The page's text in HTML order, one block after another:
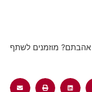
אהבתם? מוזמנים לשתף